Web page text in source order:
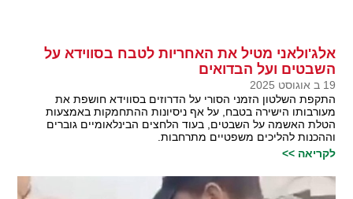
אלג'ולאני מטיל את האחריות לטבח בסווידא על
השבטים ועל הבדואים
19 ב אוגוסט 2025
התקפת השלטון הזמני הסורי על הדרוזים בסווידא חושפת את
מעורבותו הישירה בטבח, על אף ניסיונות ההתחמקות באמצעות
הטלת האשמה על השבטים, בעוד הלחצים הבינלאומיים גוברים
וההכנות להליכים משפטיים מתרחבות.
לקריאה >>